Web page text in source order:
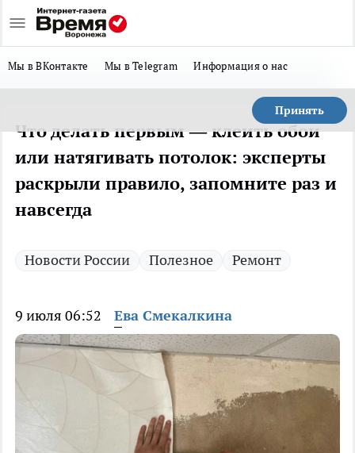
Мы в ВКонтакте Мы в Telegram Информация о нас
Принять
Что делать первым — клеить обои
или натягивать потолок: эксперты
раскрыли правило, запомните раз и
навсегда
Новости России Полезное Ремонт
9 июля 06:52 Ева Смекалкина